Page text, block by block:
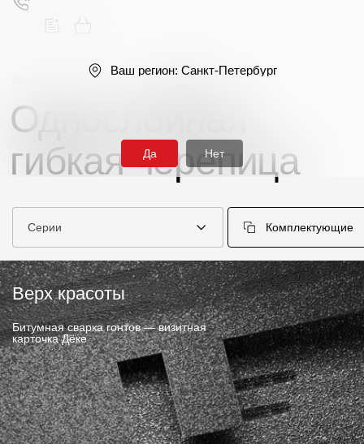
Продукция
Фасадные материалы
Сайдинг
Софиты
Фасадные панели
Фасадная плитка
Комплектующие для фасадов
Гибкая черепица / Однослойная
Однослойная
гибкая черепица
Серии Комплектующие
Верх красоты
Битумная сварка гонтов — визитная
карточка Дёке
Ваш регион: Санкт-Петербург
Да Нет